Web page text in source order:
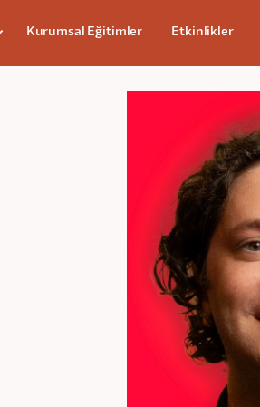
Kurumsal Eğitimler Etkinlikler